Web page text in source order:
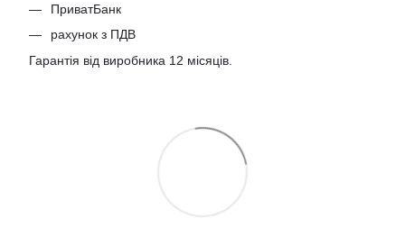
ПриватБанк
рахунок з ПДВ
Гарантія від виробника 12 місяців.